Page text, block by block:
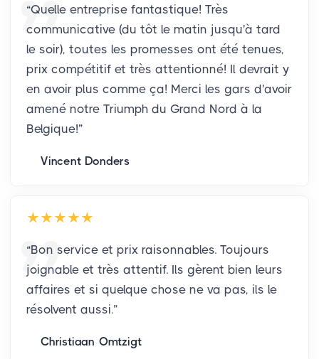
“Quelle entreprise fantastique! Très
communicative (du tôt le matin jusqu'à tard
le soir), toutes les promesses ont été tenues,
prix compétitif et très attentionné! Il devrait y
en avoir plus comme ça! Merci les gars d'avoir
amené notre Triumph du Grand Nord à la
Belgique!”
Vincent Donders
“Bon service et prix raisonnables. Toujours
joignable et très attentif. Ils gèrent bien leurs
affaires et si quelque chose ne va pas, ils le
résolvent aussi.”
Christiaan Omtzigt